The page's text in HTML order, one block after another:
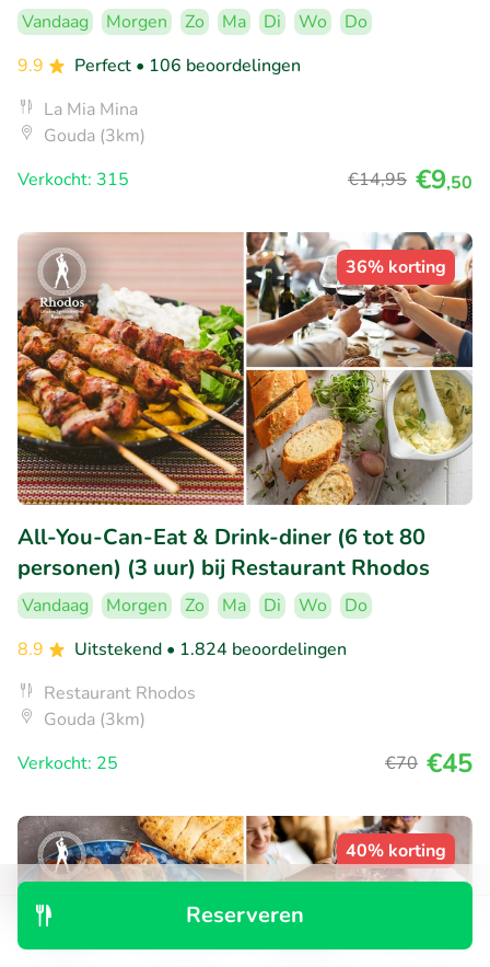
Reserveren
Vandaag Morgen Zo Ma Di Wo
Do
9.9
Perfect • 106 beoordelingen
La Mia Mina
Gouda (3km)
Verkocht: 315
€14,95 €9,50
36% korting
All-You-Can-Eat & Drink-diner (6 tot 80
personen) (3 uur) bij Restaurant Rhodos
Vandaag Morgen Zo Ma Di Wo
Do
8.9
Uitstekend • 1.824 beoordelingen
Restaurant Rhodos
Gouda (3km)
Verkocht: 25
€70 €45
40% korting